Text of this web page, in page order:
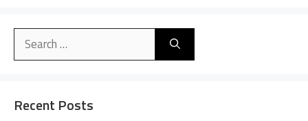
e
a
Search
Recent Posts